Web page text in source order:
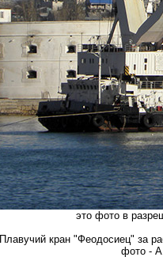
это фото в
Плавучий кран "Феодосиец" за
фото -